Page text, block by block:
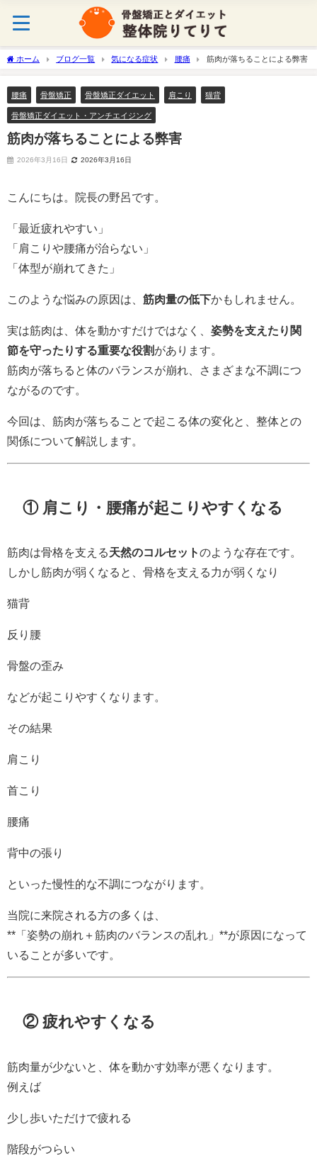
ホーム ブログ一覧 気になる症状 腰痛 筋肉が落ちることによる弊害
腰痛 骨盤矯正 骨盤矯正ダイエット 肩こり 猫背
骨盤矯正ダイエット・アンチエイジング
筋肉が落ちることによる弊害
2026年3月16日 2026年3月16日
こんにちは。院長の野呂です。
「最近疲れやすい」
「肩こりや腰痛が治らない」
「体型が崩れてきた」
このような悩みの原因は、 筋肉量の低下かもしれません。
実は筋肉は、体を動かすだけではなく、 姿勢を支えたり関
節を守ったりする重要な役割があります。
筋肉が落ちると体のバランスが崩れ、さまざまな不調につ
ながるのです。
今回は、筋肉が落ちることで起こる体の変化と、整体との
関係について解説します。
① 肩こり・腰痛が起こりやすくなる
筋肉は骨格を支える天然のコルセットのような存在です。
しかし筋肉が弱くなると、骨格を支える力が弱くなり
猫背
反り腰
骨盤の歪み
などが起こりやすくなります。
その結果
肩こり
首こり
腰痛
背中の張り
といった慢性的な不調につながります。
当院に来院される方の多くは、
**「姿勢の崩れ＋筋肉のバランスの乱れ」**が原因になって
いることが多いです。
② 疲れやすくなる
筋肉量が少ないと、体を動かす効率が悪くなります。
例えば
少し歩いただけで疲れる
階段がつらい